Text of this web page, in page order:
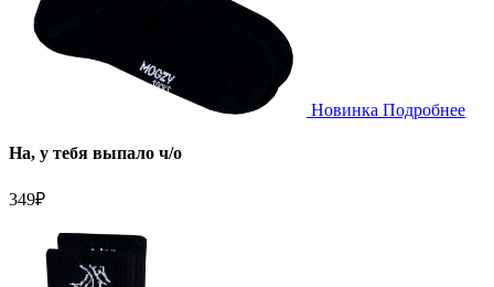
Новинка Подробнее
На, у тебя выпало ч/о
349₽